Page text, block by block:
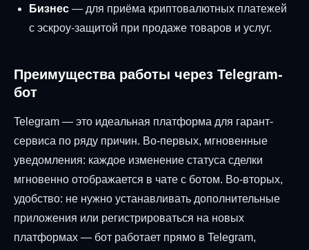
Бизнес — для приёма криптовалютных платежей
с эскроу-защитой при продаже товаров и услуг.
Преимущества работы через Telegram-
бот
Telegram — это идеальная платформа для гарант-
сервиса по ряду причин. Во-первых, мгновенные
уведомления: каждое изменение статуса сделки
мгновенно отображается в чате с ботом. Во-вторых,
удобство: не нужно устанавливать дополнительные
приложения или регистрироваться на новых
платформах — бот работает прямо в Telegram,